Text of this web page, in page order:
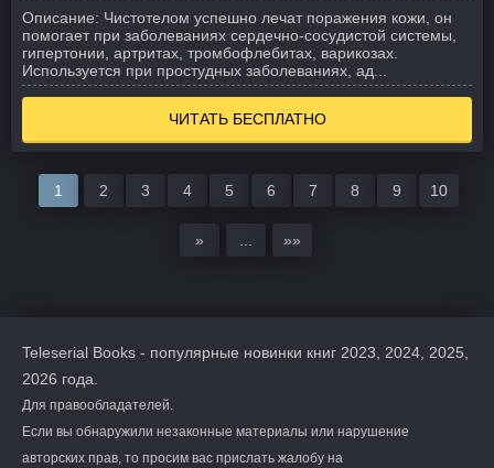
Описание: Чистотелом успешно лечат поражения кожи, он
помогает при заболеваниях сердечно-сосудистой системы,
гипертонии, артритах, тромбофлебитах, варикозах.
Используется при простудных заболеваниях, ад...
ЧИТАТЬ БЕСПЛАТНО
1 2 3 4 5 6 7 8 9 10
» »»
Teleserial Books - популярные новинки книг 2023, 2024, 2025,
2026 года.
Для правообладателей.
Если вы обнаружили незаконные материалы или нарушение
авторских прав, то просим вас прислать жалобу на